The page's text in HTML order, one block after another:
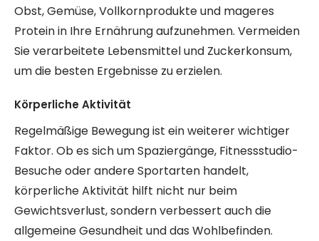
Obst, Gemüse, Vollkornprodukte und mageres
Protein in Ihre Ernährung aufzunehmen. Vermeiden
Sie verarbeitete Lebensmittel und Zuckerkonsum,
um die besten Ergebnisse zu erzielen.
Körperliche Aktivität
Regelmäßige Bewegung ist ein weiterer wichtiger
Faktor. Ob es sich um Spaziergänge, Fitnessstudio-
Besuche oder andere Sportarten handelt,
körperliche Aktivität hilft nicht nur beim
Gewichtsverlust, sondern verbessert auch die
allgemeine Gesundheit und das Wohlbefinden.